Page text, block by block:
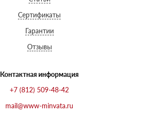
Сертификаты
Гарантии
Отзывы
Контактная информация
+7 (812) 509-48-42
mail@www-minvata.ru